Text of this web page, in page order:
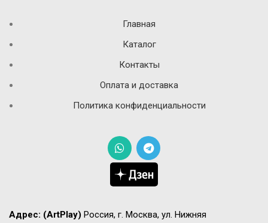
Главная
Каталог
Контакты
Оплата и доставка
Политика конфиденциальности
Адрес: (ArtPlay) Россия, г. Москва, ул. Нижняя